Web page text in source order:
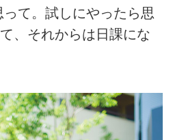
て。試しにやったら思
、それからは日課にな